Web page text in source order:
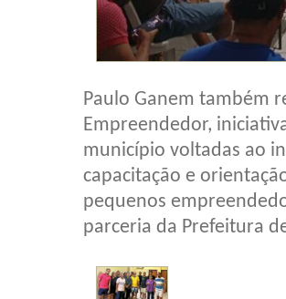
Paulo Ganem também
Empreendedor,
município voltadas ao
capacitação e
pequenos
parceria da Prefeitura